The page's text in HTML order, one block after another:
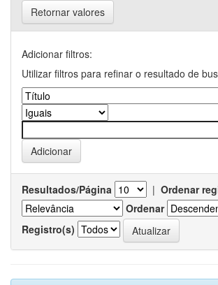
Retornar valores
Adicionar filtros:
Utilizar filtros para refinar o resultado de
Resultados/Página | Ordenar
Ordenar
Registro(s)